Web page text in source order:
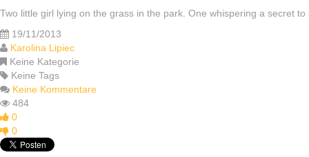
Two little girl lying on the grass in the park. One whispering a secret to
19/11/2013
Karolina Lipiec
Keine Kategorie
Keine Tags
Keine Kommentare
484
0
0